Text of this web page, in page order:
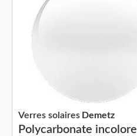
Polycarbonate incolore
Verres solaires Demetz